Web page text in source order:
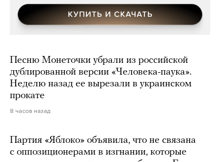
Песню Монеточки убрали из российской
дублированной версии «Человека-паука».
Неделю назад ее вырезали в украинском
прокате
8 часов назад
Партия «Яблоко» объявила, что не связана
с оппозиционерами в изгнании, которые